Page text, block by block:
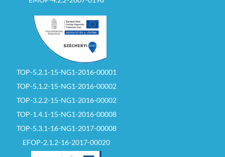
azonos ajánlatkor a
készpénzes
ajánlattevőt kell
nyertesnek
nyilvánítani.
– Ha a licit során
megtett ajánlatok
összege megegyezik,
ajánlattevő sem tesz,
személy a nyertes
ajánlattevőt –
sorsolással állapítja
meg.
ár erejéig szóló
fedezetigazolást
(bank igazolás)
– meghatalmazott
esetén a közokiratba,
vagy közjegyző által
hitelesített teljes
bizonyító erejű
foglalt
Felhívom az
figyelmét,hogy az
árverési hirdetmény
TOP-5.2.1-15-NG1-2016-00001
TOP-5.1.2-15-NG1-2016-00002
TOP-3.2.2-15-NG1-2016-00002
TOP-1.4.1-15-NG1-2016-00008
TOP-5.3.1-16-NG1-2017-00008
EFOP-2.1.2-16-2017-00020